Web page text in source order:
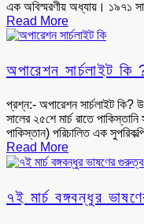
এক অবিস্মরণীয় অধ্যায়। ১৯৭১
Read More
অপারেশন সার্চলাইট কি
প্রশ্ন:- অপারেশন সার্চলাইট কি?
সালের ২৫শে মার্চ রাতে পাকিস্তানি
পাকিস্তান) পরিচালিত এক
Read More
৭ই মার্চ বঙ্গবন্ধুর